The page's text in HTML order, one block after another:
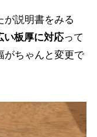
が説明書をみる
い板厚に対応って
がちゃんと変更で